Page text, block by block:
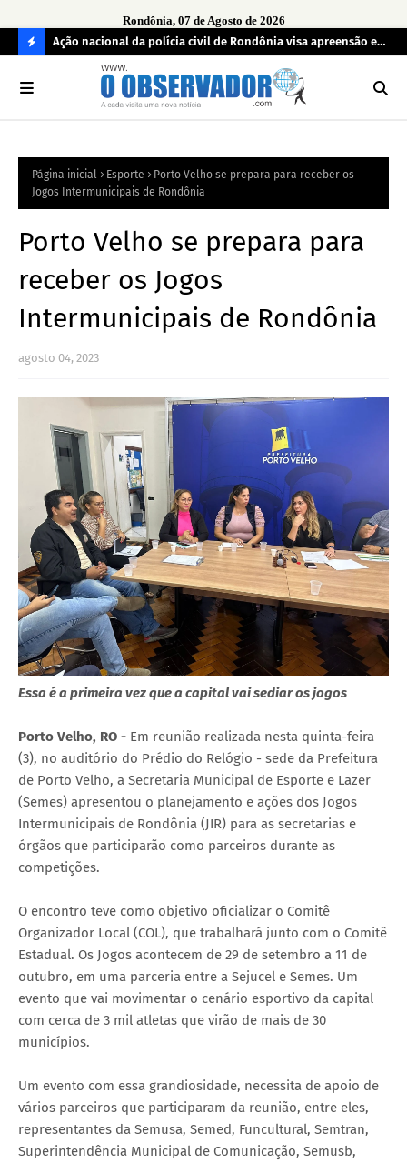
Rondônia, 07 de Agosto de 2026
O
R
ao
Ação nacional da polícia civil de Rondônia visa apreensão e
devolução de celulares roubados
Página inicial Esporte
Porto Velho se prepara para receber os
Jogos Intermunicipais de Rondônia
Porto Velho se prepara para
receber os Jogos
Intermunicipais de Rondônia
agosto 04, 2023
Essa é a primeira vez que a capital vai sediar os jogos
Porto Velho, RO - Em reunião realizada nesta quinta-feira
(3), no auditório do Prédio do Relógio - sede da Prefeitura
de Porto Velho, a Secretaria Municipal de Esporte e Lazer
(Semes) apresentou o planejamento e ações dos Jogos
Intermunicipais de Rondônia (JIR) para as secretarias e
órgãos que participarão como parceiros durante as
competições.
O encontro teve como objetivo oficializar o Comitê
Organizador Local (COL), que trabalhará junto com o Comitê
Estadual. Os Jogos acontecem de 29 de setembro a 11 de
outubro, em uma parceria entre a Sejucel e Semes. Um
evento que vai movimentar o cenário esportivo da capital
com cerca de 3 mil atletas que virão de mais de 30
municípios.
Um evento com essa grandiosidade, necessita de apoio de
vários parceiros que participaram da reunião, entre eles,
representantes da Semusa, Semed, Funcultural, Semtran,
Superintendência Municipal de Comunicação, Semusb,